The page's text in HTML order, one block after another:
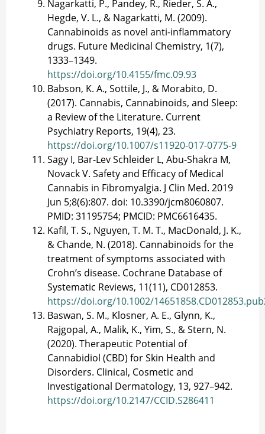
Nagarkatti, P., Pandey, R., Rieder, S. A.,
Hegde, V. L., & Nagarkatti, M. (2009).
Cannabinoids as novel anti-inflammatory
drugs. Future Medicinal Chemistry, 1(7),
1333–1349.
https://doi.org/10.4155/fmc.09.93
Babson, K. A., Sottile, J., & Morabito, D.
(2017). Cannabis, Cannabinoids, and Sleep:
a Review of the Literature. Current
Psychiatry Reports, 19(4), 23.
https://doi.org/10.1007/s11920-017-0775-9
Sagy I, Bar-Lev Schleider L, Abu-Shakra M,
Novack V. Safety and Efficacy of Medical
Cannabis in Fibromyalgia. J Clin Med. 2019
Jun 5;8(6):807. doi: 10.3390/jcm8060807.
PMID: 31195754; PMCID: PMC6616435.
Kafil, T. S., Nguyen, T. M. T., MacDonald, J. K.,
& Chande, N. (2018). Cannabinoids for the
treatment of symptoms associated with
Crohn’s disease. Cochrane Database of
Systematic Reviews, 11(11), CD012853.
https://doi.org/10.1002/
Baswan, S. M., Klosner, A. E., Glynn, K.,
Rajgopal, A., Malik, K., Yim, S., & Stern, N.
(2020). Therapeutic Potential of
Cannabidiol (CBD) for Skin Health and
Disorders. Clinical, Cosmetic and
Investigational Dermatology, 13, 927–942.
https://doi.org/10.2147/CCID.S286411